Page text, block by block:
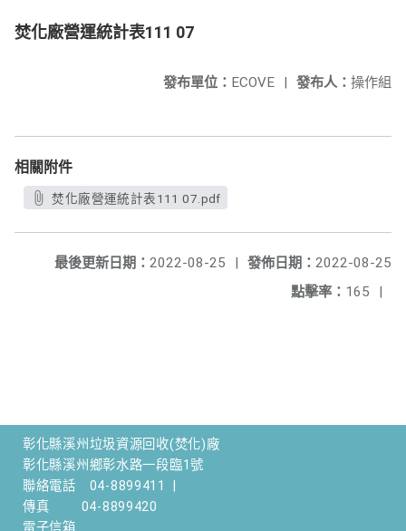
焚化廠營運統計表111 07
發布人： 操作組
發布單位： ECOVE |
相關附件
焚化廠營運統計表111 07.pdf
發佈日期： 2022-08-25
最後更新日期： 2022-08-25
|
點擊率： 165 |
彰化縣溪州垃圾資源回收(焚化)廠
彰化縣溪州鄉彰水路一段臨1號
聯絡電話
04-8899411
傳真
04-8899420
電子信箱